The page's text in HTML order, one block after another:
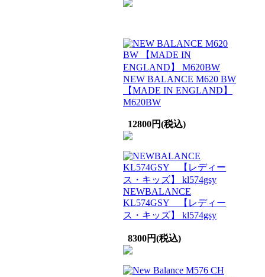
NEW BALANCE M620 BW
【MADE IN ENGLAND】
M620BW
12800円(税込)
NEWBALANCE
KL574GSY 【レディー
ス・キッズ】 kl574gsy
8300円(税込)